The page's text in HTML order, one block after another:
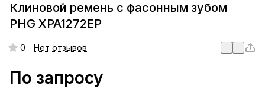
Клиновой ремень с фасонным зубом
PHG XPA1272EP
0 Нет отзывов
По запросу